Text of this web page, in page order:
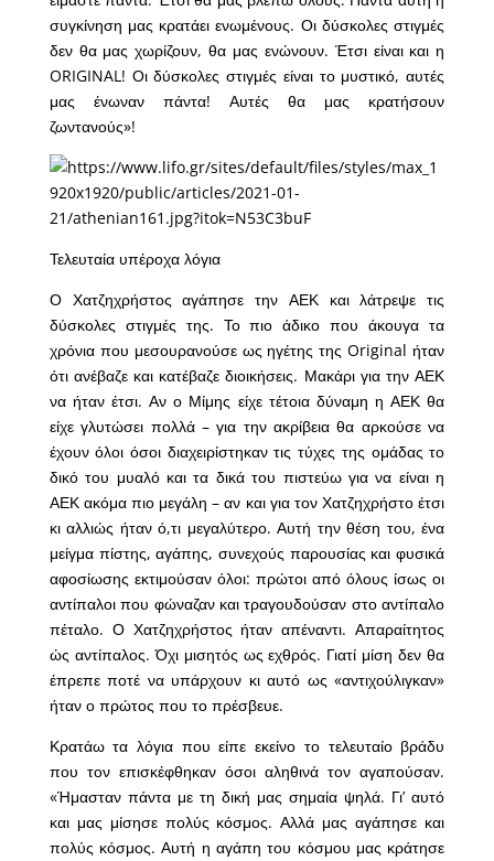
συγκίνηση μας κρατάει ενωμένους. Οι δύσκολες στιγμές
δεν θα μας χωρίζουν, θα μας ενώνουν. Έτσι είναι και η
ORIGINAL! Οι δύσκολες στιγμές είναι το μυστικό, αυτές
μας ένωναν πάντα! Αυτές θα μας κρατήσουν
ζωντανούς»!
Τελευταία υπέροχα λόγια
Ο Χατζηχρήστος αγάπησε την ΑΕΚ και λάτρεψε τις
δύσκολες στιγμές της. Το πιο άδικο που άκουγα τα
χρόνια που μεσουρανούσε ως ηγέτης της Original ήταν
ότι ανέβαζε και κατέβαζε διοικήσεις. Μακάρι για την ΑΕΚ
να ήταν έτσι. Αν ο Μίμης είχε τέτοια δύναμη η ΑΕΚ θα
είχε γλυτώσει πολλά – για την ακρίβεια θα αρκούσε να
έχουν όλοι όσοι διαχειρίστηκαν τις τύχες της ομάδας το
δικό του μυαλό και τα δικά του πιστεύω για να είναι η
ΑΕΚ ακόμα πιο μεγάλη – αν και για τον Χατζηχρήστο έτσι
κι αλλιώς ήταν ό,τι μεγαλύτερο. Αυτή την θέση του, ένα
μείγμα πίστης, αγάπης, συνεχούς παρουσίας και φυσικά
αφοσίωσης εκτιμούσαν όλοι: πρώτοι από όλους ίσως οι
αντίπαλοι που φώναζαν και τραγουδούσαν στο αντίπαλο
πέταλο. Ο Χατζηχρήστος ήταν απέναντι. Απαραίτητος
ώς αντίπαλος. Όχι μισητός ως εχθρός. Γιατί μίση δεν θα
έπρεπε ποτέ να υπάρχουν κι αυτό ως «αντιχούλιγκαν»
ήταν ο πρώτος που το πρέσβευε.
Κρατάω τα λόγια που είπε εκείνο το τελευταίο βράδυ
που τον επισκέφθηκαν όσοι αληθινά τον αγαπούσαν.
«Ήμασταν πάντα με τη δική μας σημαία ψηλά. Γι’ αυτό
και μας μίσησε πολύς κόσμος. Αλλά μας αγάπησε και
πολύς κόσμος. Αυτή η αγάπη του κόσμου μας κράτησε